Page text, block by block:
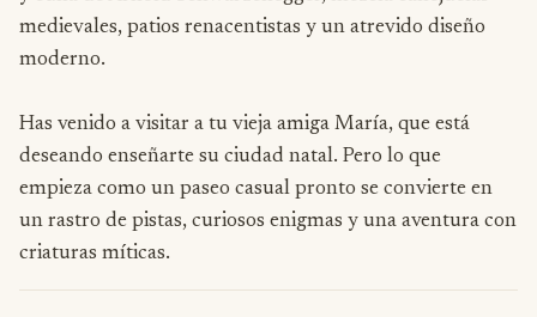
medievales, patios renacentistas y un atrevido diseño
moderno.
Has venido a visitar a tu vieja amiga María, que está
deseando enseñarte su ciudad natal. Pero lo que
empieza como un paseo casual pronto se convierte en
un rastro de pistas, curiosos enigmas y una aventura con
criaturas míticas.